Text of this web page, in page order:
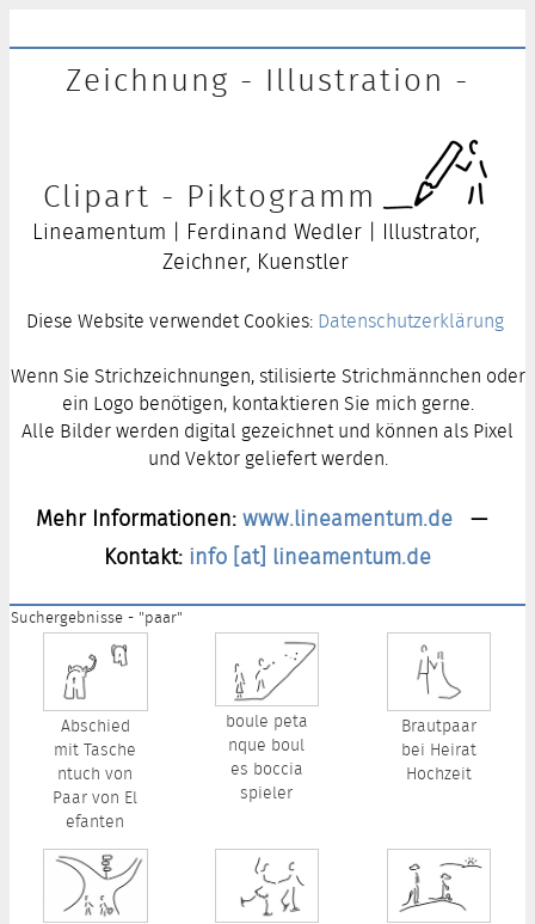
Zeichnung - Illustration -
Clipart - Piktogramm
Lineamentum | Ferdinand Wedler | Illustrator,
Zeichner, Kuenstler
Diese Website verwendet Cookies: Datenschutzerklärung
Wenn Sie Strichzeichnungen, stilisierte Strichmännchen oder
ein Logo benötigen, kontaktieren Sie mich gerne.
Alle Bilder werden digital gezeichnet und können als Pixel
und Vektor geliefert werden.
Mehr Informationen:www.lineamentum.de —
Kontakt: info [at] lineamentum.de
Suchergebnisse - "paar"
Abschied
mit Tasche
ntuch von
Paar von El
efanten
boule peta
nque boul
es boccia
spieler
Brautpaar
bei Heirat
Hochzeit